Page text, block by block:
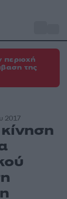
περιοχή
της
2017